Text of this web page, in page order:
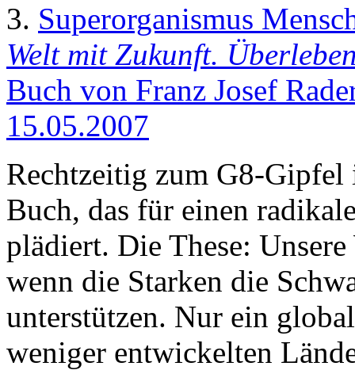
3. Superorganismus
Welt mit Zukunft.
Buch von Franz Josef
15.05.2007
Rechtzeitig zum G8-Gipfel
Buch, das für einen
plädiert. Die These:
wenn die Starken die
unterstützen. Nur ein
weniger entwickelten